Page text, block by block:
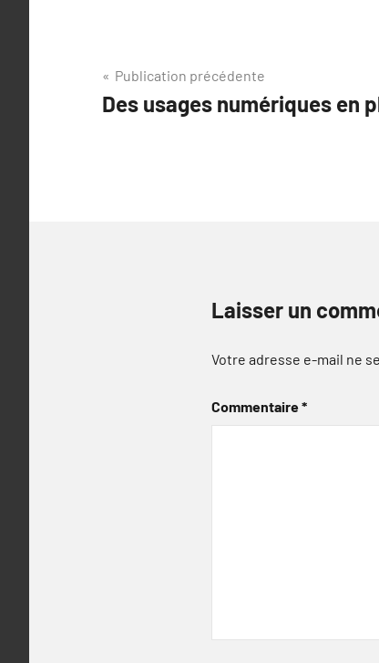
Navigation
de
Publication précédente
Des usages numériques en
Laisser un
Votre adresse e-mail ne
Commentaire*